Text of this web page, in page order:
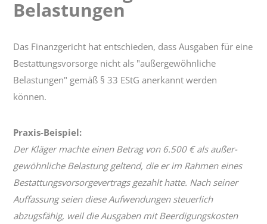
Belastungen
Das Finanzgericht hat entschieden, dass Ausgaben für eine
Bestattungs­vorsorge nicht als "außergewöhnliche
Belastungen" gemäß § 33 EStG anerkannt werden
können.
Praxis-Beispiel:
Der Kläger machte einen Betrag von 6.500 € als außer­
gewöhnliche Belastung geltend, die er im Rahmen eines
Bestattungs­vorsorge­vertrags gezahlt hatte. Nach seiner
Auffassung seien diese Aufwendungen steuerlich
abzugsfähig, weil die Ausgaben mit Beerdigungs­kosten